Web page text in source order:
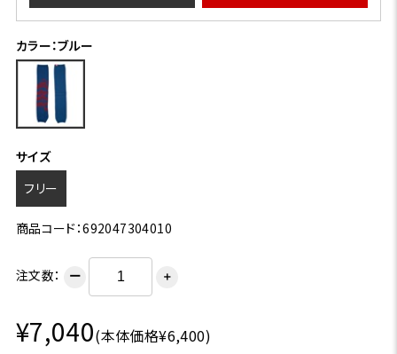
カラー：ブルー
サイズ
フリー
商品コード：692047304010
注文数： ー ＋
¥7,040(本体価格¥6,400)